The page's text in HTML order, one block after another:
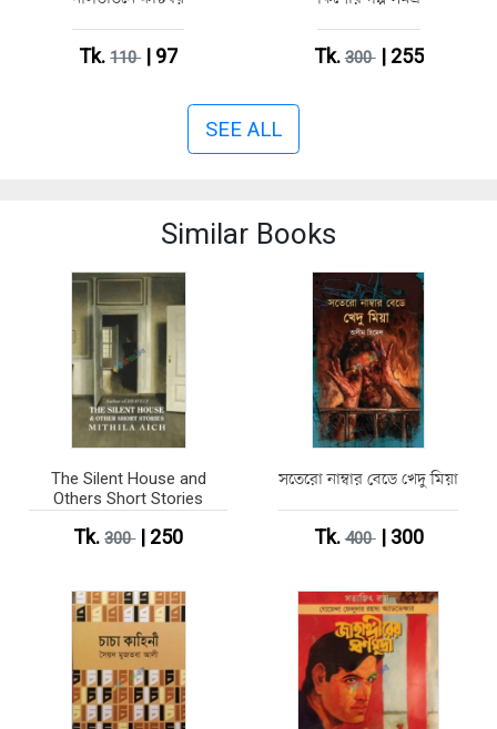
Tk.110| 97 Tk.300| 255
SEE ALL
Similar Books
The Silent House and
Others Short Stories
Tk.300| 250
সতেরো নাম্বার বেডে খেদু মিয়া
Tk.400| 300